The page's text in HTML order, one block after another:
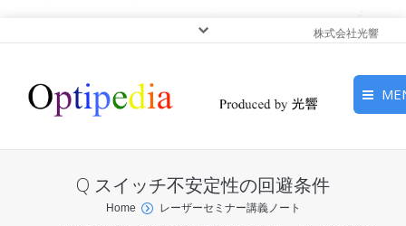
株式会社光響
ピックアップ
Q スイッチ不安定性の回避条件
You are here:Home
レーザーセミナー講義ノート